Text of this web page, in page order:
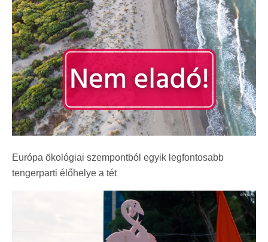
Európa ökológiai szempontból egyik legfontosabb
tengerparti élőhelye a tét